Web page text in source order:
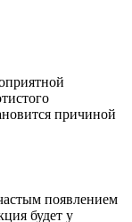
причиной
появлением
будет у